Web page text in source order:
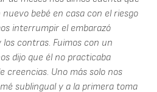
bebé en casa con el riesgo
interrumpir el embarazó
los contras. Fuimos con un
dijo que él no practicaba
creencias. Uno más solo nos
sublingual y a la primera toma